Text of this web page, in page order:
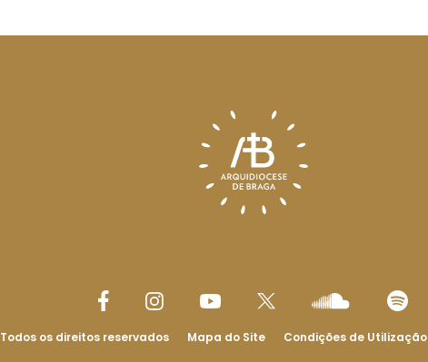
Todos os direitos reservados Mapa do Site Condições de Utilização